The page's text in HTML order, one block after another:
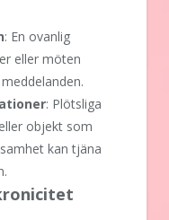
: En ovanlig
eller möten
: Plötsliga
objekt som
kan tjäna